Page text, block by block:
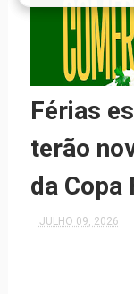
Férias
terão
da Copa
JULHO 09, 2026